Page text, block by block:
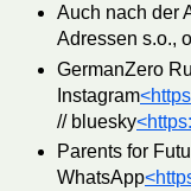
Auch nach der
Adressen s.o.,
GermanZero
Instagram
// bluesky
Parents for
WhatsApp